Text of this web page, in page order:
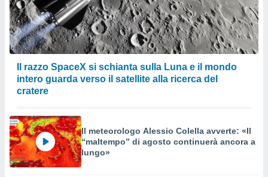
Il razzo SpaceX si schianta sulla Luna e il mondo
intero guarda verso il satellite alla ricerca del
cratere
Il meteorologo Alessio Colella avverte: «Il
“maltempo” di agosto continuerà ancora a
lungo»